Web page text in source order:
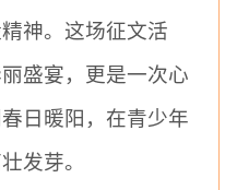
神。这场征文活
盛宴，更是一次心
日暖阳，在青少年
发芽。